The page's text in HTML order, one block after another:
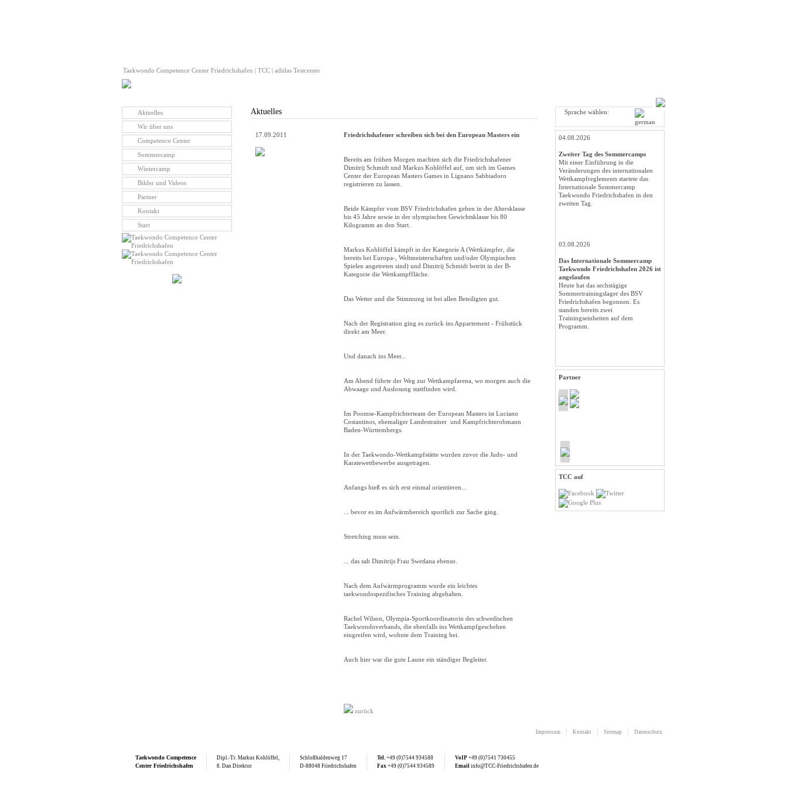
Taekwondo Competence Center Friedrichshafen | TCC | adidas Testcenter
Aktuelles
Wir über uns
Competence Center
Sommercamp
Wintercamp
Bilder und Videos
Partner
Kontakt
Start
Aktuelles
17.09.2011 Friedrichshafener schreiben sich bei den European Masters ein
Bereits am frühen Morgen machten sich die Friedrichshafener
Dimitrij Schmidt und Markus Kohlöffel auf, um sich im Games
Center der European Masters Games in Lignano Sabbiadoro
registrieren zu lassen.
Beide Kämpfer vom BSV Friedrichshafen gehen in der Altersklasse
bis 45 Jahre sowie in der olympischen Gewichtsklasse bis 80
Kilogramm an den Start.
Markus Kohlöffel kämpft in der Kategorie A (Wettkämpfer, die
bereits bei Europa-, Weltmeisterschaften und/oder Olympischen
Spielen angetreten sind) und Dimitrij Schmidt betritt in der B-
Kategorie die Wettkampffläche.
Das Wetter und die Stimmung ist bei allen Beteiligten gut.
Nach der Registration ging es zurück ins Appartement - Frühstück
direkt am Meer.
Und danach ins Meer...
Am Abend führte der Weg zur Wettkampfarena, wo morgen auch die
Abwaage und Auslosung stattfinden wird.
Im Poomse-Kampfrichterteam der European Masters ist Luciano
Costantinos, ehemaliger Landestrainer und Kampfrichterobmann
Baden-Württembergs.
In der Taekwondo-Wettkampfstätte wurden zuvor die Judo- und
Karatewettbewerbe ausgetragen.
Anfangs hieß es sich erst einmal orientieren...
... bevor es im Aufwärmbereich sportlich zur Sache ging.
Stretching muss sein.
... das sah Dimitrijs Frau Swetlana ebenso.
Nach dem Aufwärmprogramm wurde ein leichtes
taekwondospezifisches Training abgehalten.
Rachel Wilson, Olympia-Sportkoordinatorin des schwedischen
Taekwondoverbands, die ebenfalls ins Wettkampfgeschehen
eingreifen wird, wohnte dem Training bei.
Auch hier war die gute Laune ein ständiger Begleiter.
zurück
Sprache wählen:
04.08.2026
Zweiter Tag des Sommercamps
Mit einer Einführung in die
Veränderungen des internationalen
Wettkampfreglements startete das
Internationale Sommercamp
Taekwondo Friedrichshafen in den
zweiten Tag.
03.08.2026
Das Internationale Sommercamp
Taekwondo Friedrichshafen 2026 ist
angelaufen
Heute hat das sechstägige
Sommertrainingslager des BSV
Friedrichshafen begonnen. Es
standen bereits zwei
Trainingseinheiten auf dem
Programm.
Partner
TCC auf
Impressum Kontakt Sitemap Datenschutz
Taekwondo Competence
Center Friedrichshafen
Dipl.-Tr. Markus Kohlöffel,
8. Dan Direktor
Schloßhaldenweg 17
D-88048 Friedrichshafen
Tel. +49 (0)7544 934588
Fax +49 (0)7544 934589
VoIP +49 (0)7541 730455
Email info@TCC-Friedrichshafen.de